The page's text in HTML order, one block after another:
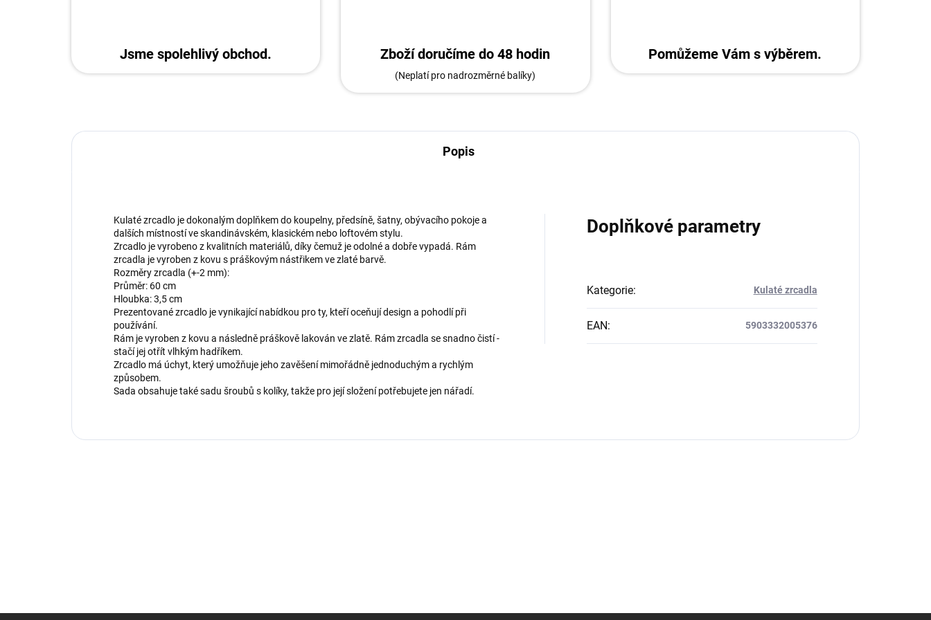
Jsme spolehlivý obchod. Zboží doručíme do 48 hodin
(Neplatí pro nadrozměrné balíky)
Pomůžeme Vám s výběrem.
Popis
Kulaté zrcadlo je dokonalým doplňkem do koupelny, předsíně, šatny, obývacího pokoje a
dalších místností ve skandinávském, klasickém nebo loftovém stylu.
Zrcadlo je vyrobeno z kvalitních materiálů, díky čemuž je odolné a dobře vypadá. Rám
zrcadla je vyroben z kovu s práškovým nástřikem ve zlaté barvě.
Rozměry zrcadla (+-2 mm):
Průměr: 60 cm
Hloubka: 3,5 cm
Prezentované zrcadlo je vynikající nabídkou pro ty, kteří oceňují design a pohodlí při
používání.
Rám je vyroben z kovu a následně práškově lakován ve zlatě. Rám zrcadla se snadno čistí -
stačí jej otřít vlhkým hadříkem.
Zrcadlo má úchyt, který umožňuje jeho zavěšení mimořádně jednoduchým a rychlým
způsobem.
Sada obsahuje také sadu šroubů s kolíky, takže pro její složení potřebujete jen nářadí.
Doplňkové parametry
Kategorie: Kulaté zrcadla
EAN: 5903332005376